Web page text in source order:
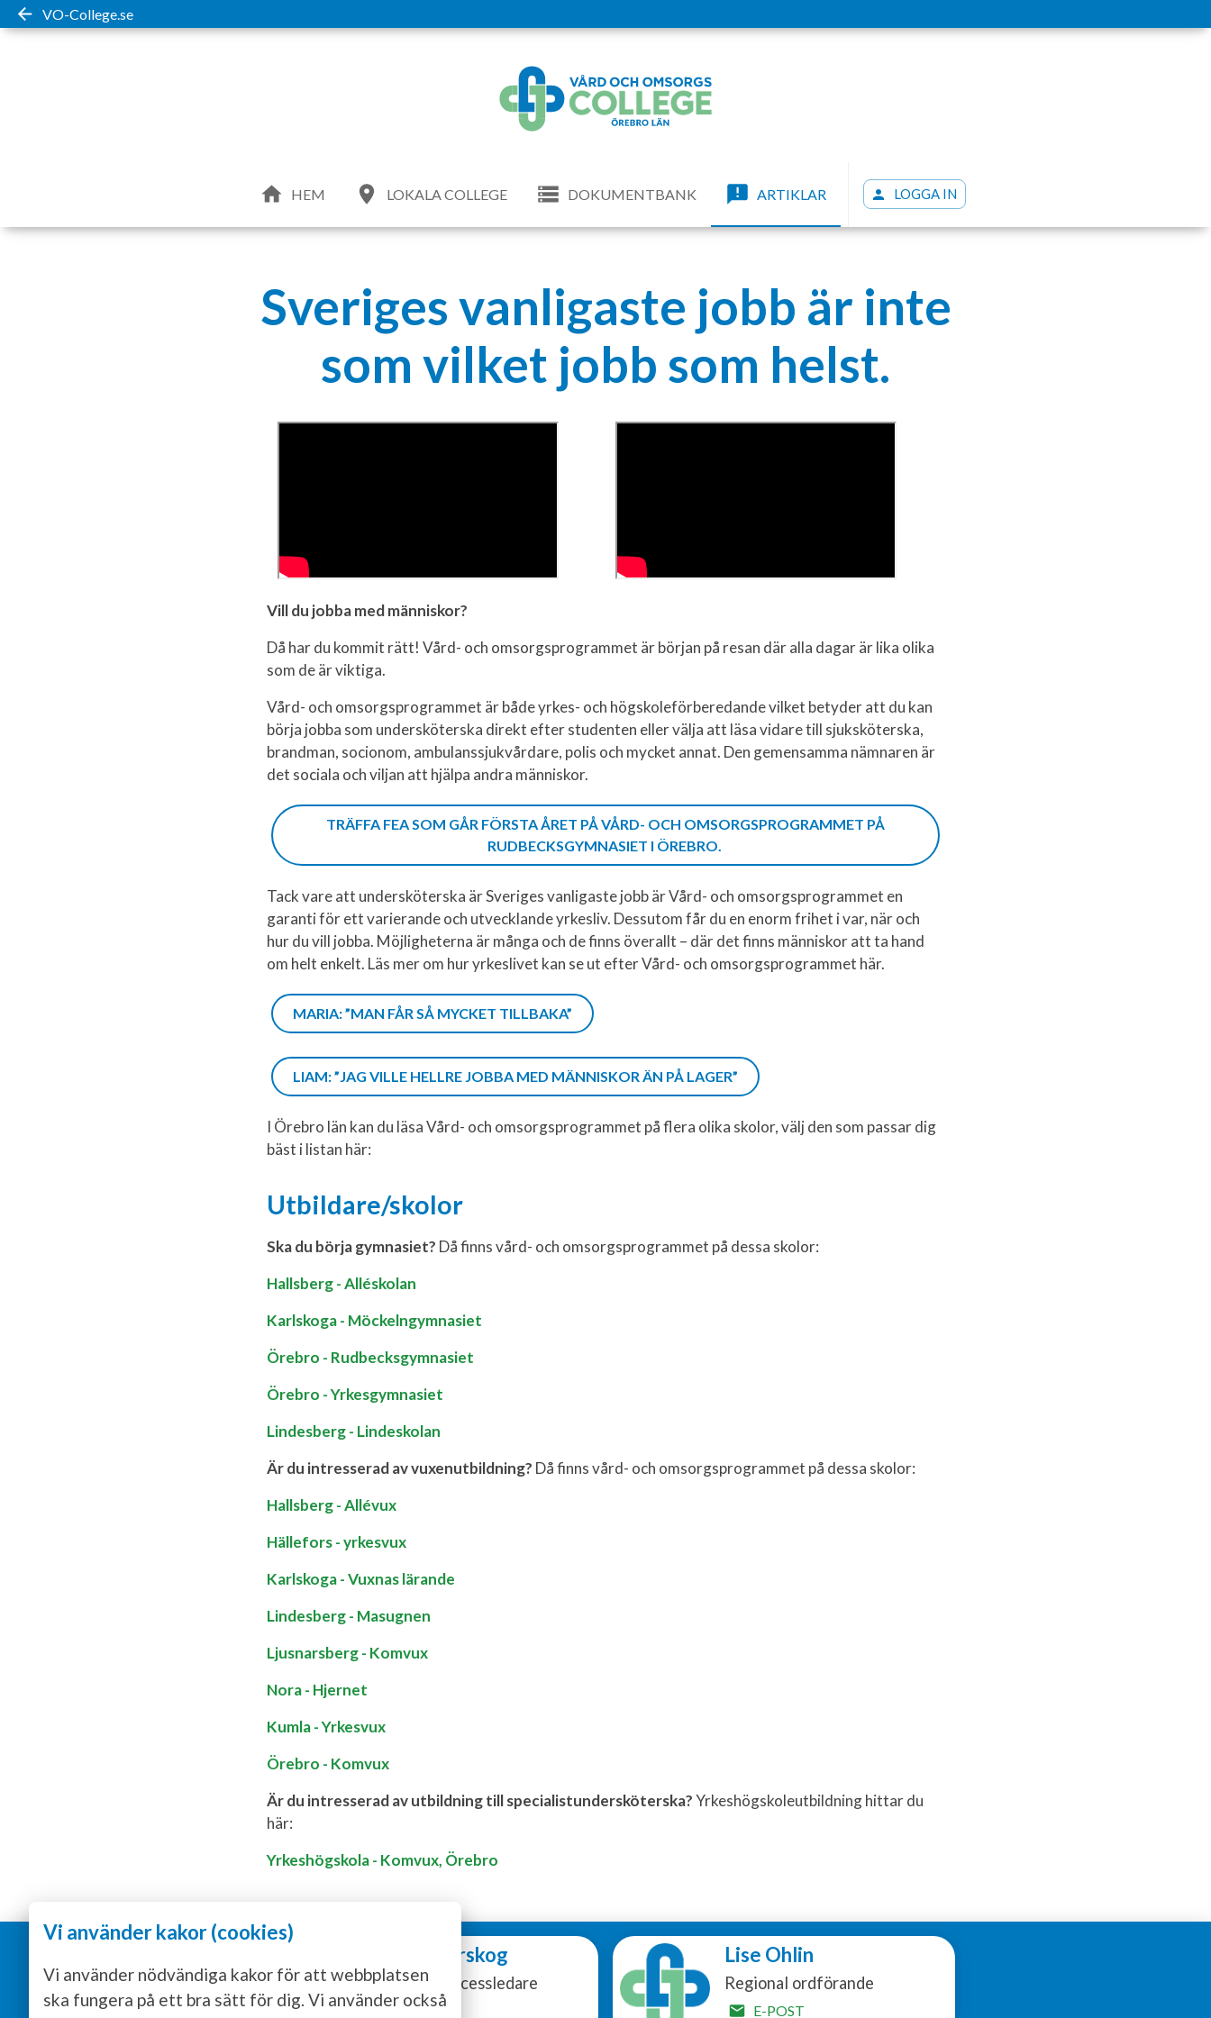
VO-College.se
HEM LOKALA COLLEGE DOKUMENTBANK ARTIKLAR LOGGA IN
Sveriges vanligaste jobb är inte
som vilket jobb som helst.
Vill du jobba med människor?
Då har du kommit rätt! Vård- och omsorgsprogrammet är början på resan där alla dagar är lika olika
som de är viktiga.
Vård- och omsorgsprogrammet är både yrkes- och högskoleförberedande vilket betyder att du kan
börja jobba som undersköterska direkt efter studenten eller välja att läsa vidare till sjuksköterska,
brandman, socionom, ambulanssjukvårdare, polis och mycket annat. Den gemensamma nämnaren är
det sociala och viljan att hjälpa andra människor.
TRÄFFA FEA SOM GÅR FÖRSTA ÅRET PÅ VÅRD- OCH OMSORGSPROGRAMMET PÅ
RUDBECKSGYMNASIET I ÖREBRO.
Tack vare att undersköterska är Sveriges vanligaste jobb är Vård- och omsorgsprogrammet en
garanti för ett varierande och utvecklande yrkesliv. Dessutom får du en enorm frihet i var, när och
hur du vill jobba. Möjligheterna är många och de finns överallt – där det finns människor att ta hand
om helt enkelt. Läs mer om hur yrkeslivet kan se ut efter Vård- och omsorgsprogrammet här.
MARIA: ”MAN FÅR SÅ MYCKET TILLBAKA”
LIAM: ”JAG VILLE HELLRE JOBBA MED MÄNNISKOR ÄN PÅ LAGER”
I Örebro län kan du läsa Vård- och omsorgsprogrammet på flera olika skolor, välj den som passar dig
bäst i listan här:
Utbildare/skolor
Ska du börja gymnasiet? Då finns vård- och omsorgsprogrammet på dessa skolor:
Hallsberg - Alléskolan
Karlskoga - Möckelngymnasiet
Örebro - Rudbecksgymnasiet
Örebro - Yrkesgymnasiet
Lindesberg - Lindeskolan
Är du intresserad av vuxenutbildning? Då finns vård- och omsorgsprogrammet på dessa skolor:
Hallsberg - Allévux
Hällefors - yrkesvux
Karlskoga - Vuxnas lärande
Lindesberg - Masugnen
Ljusnarsberg - Komvux
Nora - Hjernet
Kumla - Yrkesvux
Örebro - Komvux
Är du intresserad av utbildning till specialistundersköterska?Yrkeshögskoleutbildning hittar du
här:
Yrkeshögskola - Komvux, Örebro
Anna Elverskog
Regional Processledare
Örebro län
Lise Ohlin
Regional ordförande
E-POST
Vi använder kakor (cookies)
Vi använder nödvändiga kakor för att webbplatsen
ska fungera på ett bra sätt för dig. Vi använder också